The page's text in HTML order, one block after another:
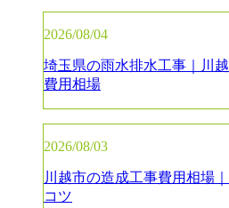
2026/08/04
埼玉県の雨水排水工事｜川
費用相場
2026/08/03
川越市の造成工事費用相場
コツ